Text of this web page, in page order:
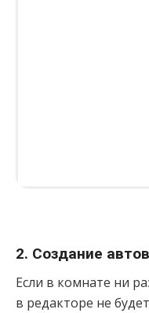
2. Создание
Если в комнате ни
в редакторе не